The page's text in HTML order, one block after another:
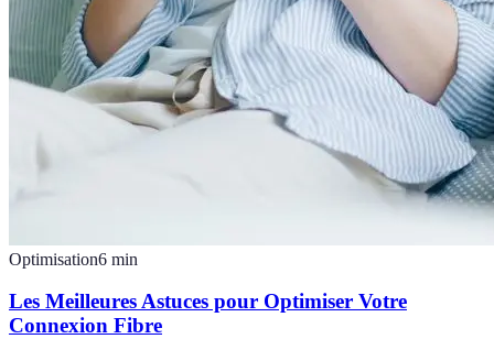
Optimisation6 min
Les Meilleures Astuces pour Optimiser Votre
Connexion Fibre